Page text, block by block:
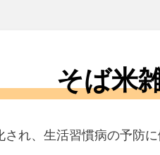
そば米
され、生活習慣病の予防に